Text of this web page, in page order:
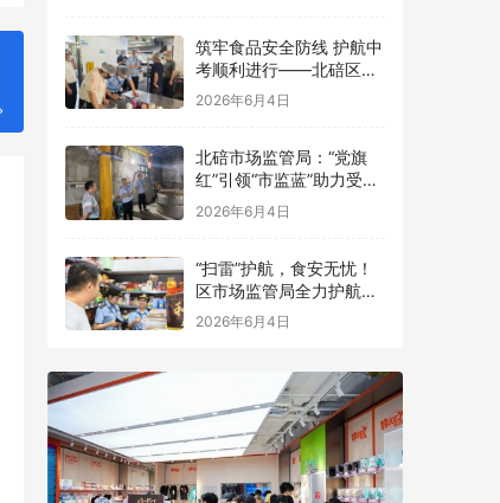
筑牢食品安全防线 护航中
考顺利进行——北碚区茨
竹镇开展华蓥中学中考考
点食品安全考前检查
2026年6月4日
北碚市场监管局：“党旗
红”引领“市监蓝”助力受灾
食品生产经营主体复工复
2026年6月4日
“扫雷”护航，食安无忧！
区市场监管局全力护航中
高考
2026年6月4日